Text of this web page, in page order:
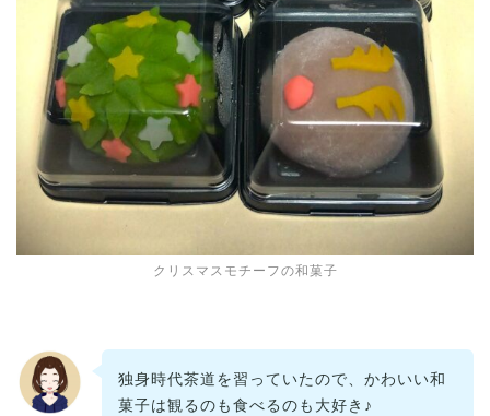
クリスマスモチーフの和菓子
独身時代茶道を習っていたので、かわいい和
菓子は観るのも食べるのも大好き♪